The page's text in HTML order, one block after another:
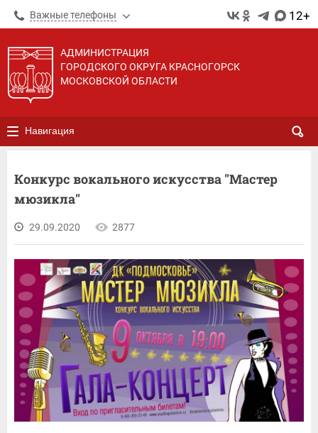
Важные телефоны 12+
АДМИНИСТРАЦИЯ
ГОРОДСКОГО ОКРУГА КРАСНОГОРСК
МОСКОВСКОЙ ОБЛАСТИ
Навигация
Конкурс вокального искусства "Мастер
мюзикла"
29.09.2020 2877